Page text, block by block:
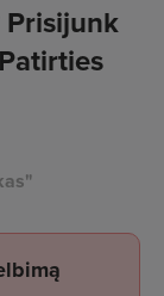
Prisijunk